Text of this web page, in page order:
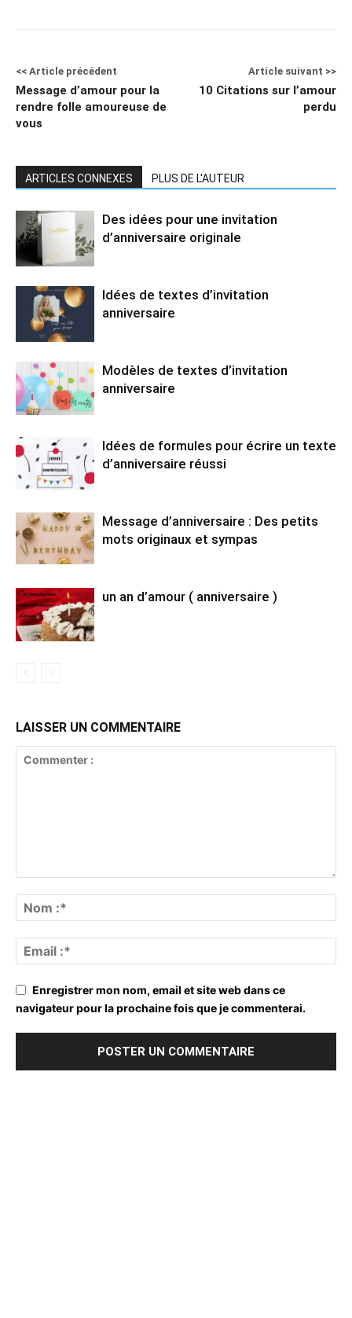
<< Article précédent
Message d’amour pour la
rendre folle amoureuse de
vous
Article suivant >>
10 Citations sur l’amour
perdu
ARTICLES CONNEXES PLUS DE L'AUTEUR
Des idées pour une invitation
d’anniversaire originale
Idées de textes d’invitation
anniversaire
Modèles de textes d’invitation
anniversaire
Idées de formules pour écrire un texte
d’anniversaire réussi
Message d’anniversaire : Des petits
mots originaux et sympas
un an d’amour ( anniversaire )
LAISSER UN COMMENTAIRE
Enregistrer mon nom, email et site web dans ce
navigateur pour la prochaine fois que je commenterai.